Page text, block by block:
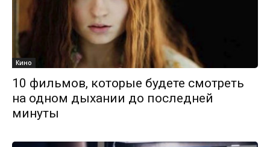
Кино
10 фильмов, которые будете смотреть
на одном дыхании до последней
минуты